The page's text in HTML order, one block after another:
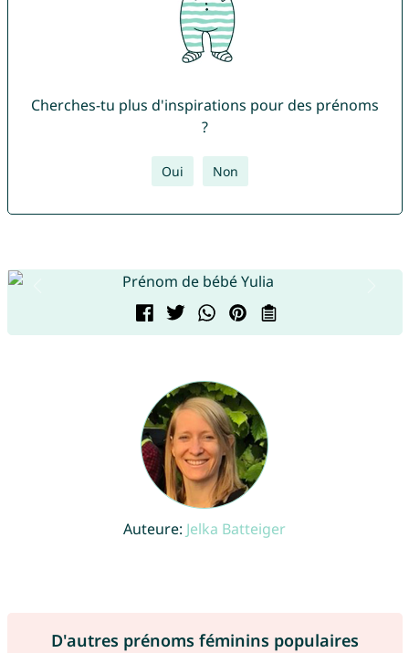
Cherches-tu plus d'inspirations pour des prénoms
?
Oui Non
Auteure: Jelka Batteiger
D'autres prénoms féminins populaires